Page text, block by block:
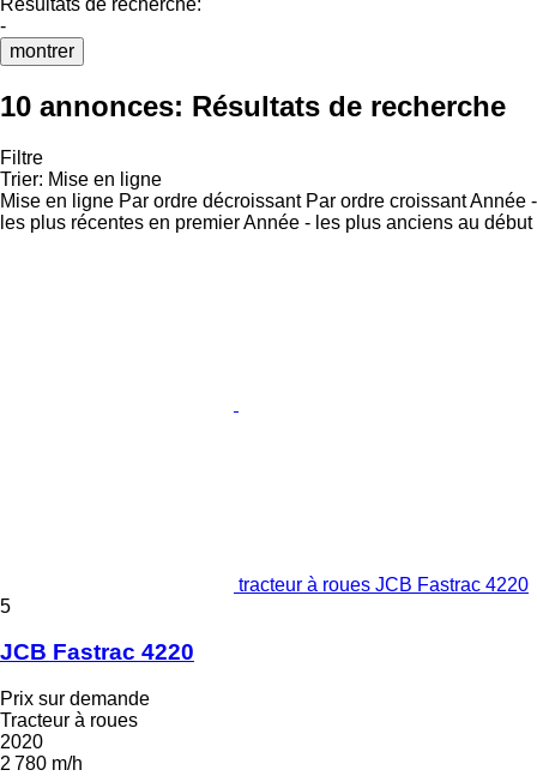
-
montrer
10 annonces: Résultats de recherche
Filtre
Trier: Mise en ligne
Mise en ligne Par ordre décroissant Par ordre croissantAnnée -
les plus récentes en premierAnnée - les plus anciens au début
tracteur à roues JCB Fastrac 4220
5
JCB Fastrac 4220
Prix sur demande
Tracteur à roues
2020
2 780 m/h